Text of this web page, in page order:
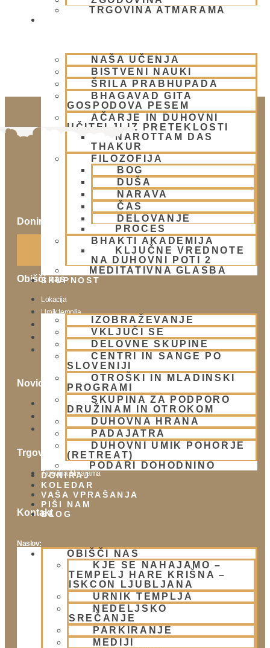
TRGOVINA ATMARAMA
NAŠA UČENJA
BISTVENI NAUKI
ŠRILA PRABHUPADA
BHAGAVAD GITA
GOSPODOVA PESEM
AČARJE IN DUHOVNI
UČITELJI IZ PRETEKLOSTI
NAROTTAM DAS
THAKUR
FILOZOFIJA
BOG
DUŠA
NARAVA
ČAS
DELOVANJE
PROCES
BHAKTI AKADEMIJA
KLJUČNE VREDNOTE
NA DUHOVNI POTI 2
MEDITATIVNA GLASBA
SKUPNOST
IZOBRAŽEVANJE
VKLJUČI SE
DELOVNE SKUPINE
CENTRI IN SANGE PO
SLOVENIJI
OTROŠKI IN MLADINSKI
PROGRAMI
SKUPINA ZA PODPORO
DRUŽINAM IN OTROKOM
DUHOVNA HRANA
PADAJATRA
DUHOVNI UMIK POHORJE
(RETREAT)
PODARI DOHODNINO
DONIRAJ
KOLEDAR
VAŠA VPRAŠANJA
PIŠI NAM
BLOG
OBIŠČI NAS
KJE SE NAHAJAMO –
TEMPELJ HARE KRIŠNA –
ISKCON LJUBLJANA
URNIK TEMPLJA
NEDELJSKO
SREČANJE
PARKIRANJE
MEDIJI
View
Doniraj
Klikni gumb spodaj.
Doniraj
Obišči nas
Lokacija
Urnik templja
Nedeljsko srečanje
Parkiranje
Politika zasebnosti
Novice
Prispevki
Aktualni dogodki
E-novice
Trgovina
Trgovina Atmarama
Kontakt
Naslov:
Žibertova 27, Ljubljana
01 431 21 24